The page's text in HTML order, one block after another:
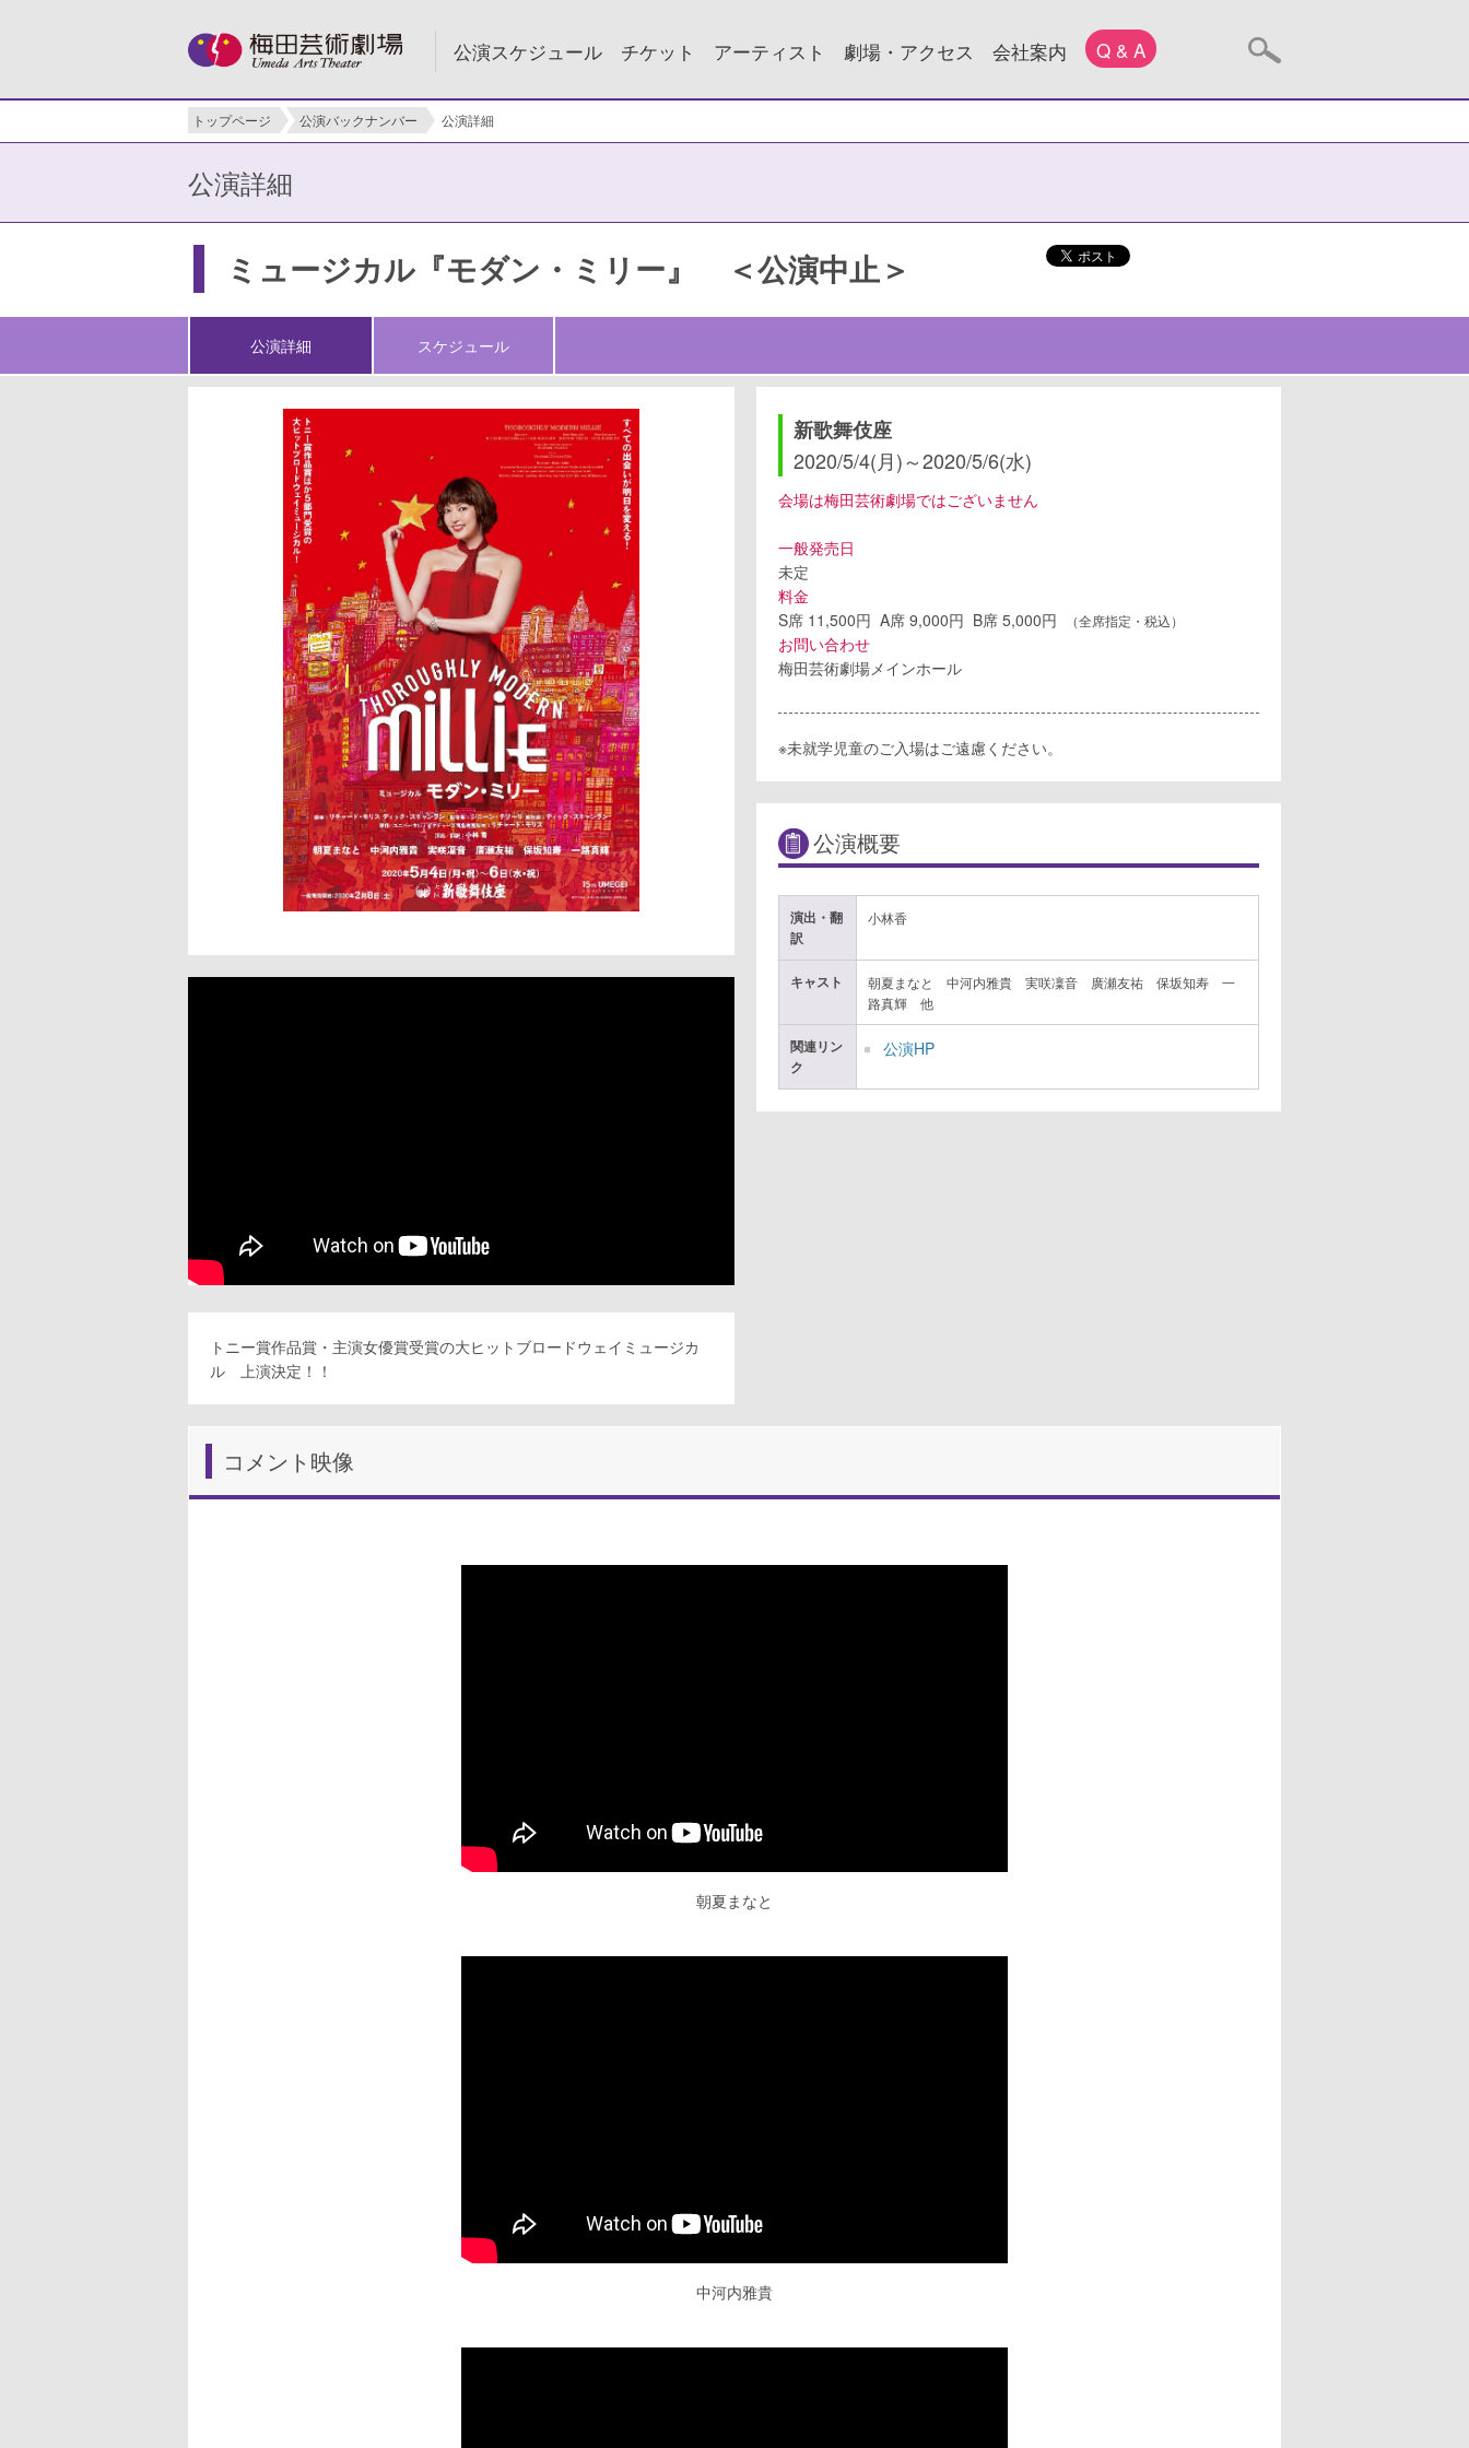
公演スケジュール チケット アーティスト 劇場・アクセス 会社案内 Q & A
トップページ 公演バックナンバー 公演詳細
公演詳細
ミュージカル『モダン・ミリー』 ＜公演中止＞
公演詳細 スケジュール
トニー賞作品賞・主演女優賞受賞の大ヒットブロードウェイミュージカ
ル 上演決定！！
新歌舞伎座
2020/5/4(月)～2020/5/6(水)
会場は梅田芸術劇場ではございません
一般発売日
未定
料金
S席 11,500円 A席 9,000円 B席 5,000円
（全席指定・税込）
お問い合わせ
梅田芸術劇場メインホール
※未就学児童のご入場はご遠慮ください。
公演概要
演出・翻
訳
小林香
キャスト
朝夏まなと 中河内雅貴 実咲凜音 廣瀬友祐 保坂知寿 一
路真輝 他
関連リン
ク
公演HP
コメント映像
朝夏まなと
中河内雅貴